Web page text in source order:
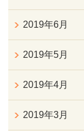
2019年6月
2019年5月
2019年4月
2019年3月